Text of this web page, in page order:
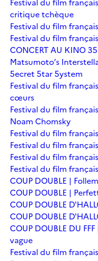
critique tchèque
Festival du film
Festival du film
CONCERT AU KINO
Matsumoto’s
5ecret 5tar 5ystem
Festival du film
cœurs
Festival du film
Noam Chomsky
Festival du film
Festival du film
Festival du film
Festival du film
COUP DOUBLE |
COUP DOUBLE |
COUP DOUBLE
COUP DOUBLE
COUP DOUBLE DU
vague
Festival du film